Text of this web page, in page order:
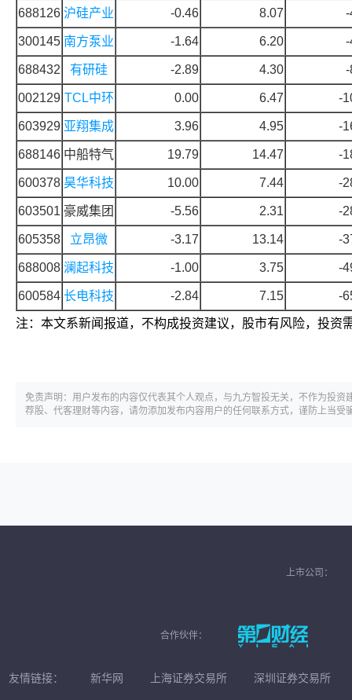
688126 沪硅产业 -0.46 8.07 -
300145 南方泵业 -1.64 6.20 -
688432 有研硅 -2.89 4.30 -
002129 TCL中环 0.00 6.47 -
603929 亚翔集成 3.96 4.95 -
688146 中船特气 19.79 14.47 -
600378 昊华科技 10.00 7.44 -
603501 豪威集团 -5.56 2.31 -
605358 立昂微 -3.17 13.14 -
688008 澜起科技 -1.00 3.75 -
600584 长电科技 -2.84 7.15 -
注：本文系新闻报道，不构成投资建议，股市有风险，投资
免责声明：用户发布的内容仅代表其个人观点，与九方智投无关，不作为投
荐股、代客理财等内容，请勿添加发布内容用户的任何联系方式，谨防上当受
上市公司：
合作伙伴：
友情链接： 新华网 上海证券交易所 深圳证券交易所